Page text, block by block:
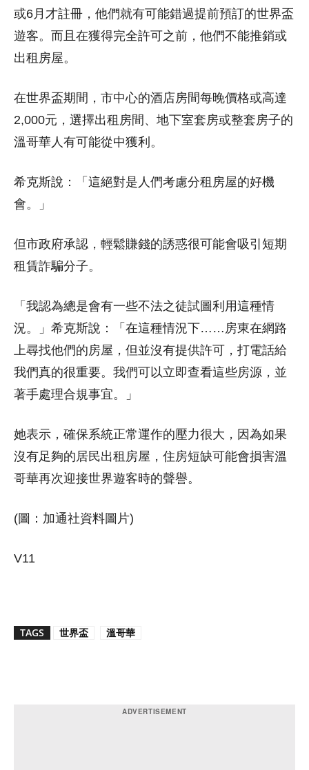
或6月才註冊，他們就有可能錯過提前預訂的世界盃
遊客。而且在獲得完全許可之前，他們不能推銷或
出租房屋。
在世界盃期間，市中心的酒店房間每晚價格或高達
2,000元，選擇出租房間、地下室套房或整套房子的
溫哥華人有可能從中獲利。
希克斯說：「這絕對是人們考慮分租房屋的好機
會。」
但市政府承認，輕鬆賺錢的誘惑很可能會吸引短期
租賃詐騙分子。
「我認為總是會有一些不法之徒試圖利用這種情
況。」希克斯說：「在這種情況下……房東在網路
上尋找他們的房屋，但並沒有提供許可，打電話給
我們真的很重要。我們可以立即查看這些房源，並
著手處理合規事宜。」
她表示，確保系統正常運作的壓力很大，因為如果
沒有足夠的居民出租房屋，住房短缺可能會損害溫
哥華再次迎接世界遊客時的聲譽。
(圖：加通社資料圖片)
V11
TAGS 世界盃 溫哥華